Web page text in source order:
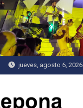
Saltar
al
contenido
jueves, agosto 6, 2026